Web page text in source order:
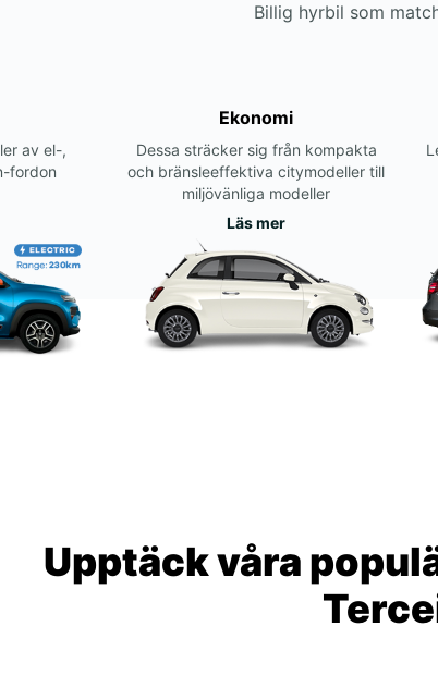
Billig hyrbil som
av el-,
fordon
Ekonomi
Dessa sträcker sig från kompakta
och bränsleeffektiva citymodeller till
miljövänliga modeller
Läs mer
Upptäck våra